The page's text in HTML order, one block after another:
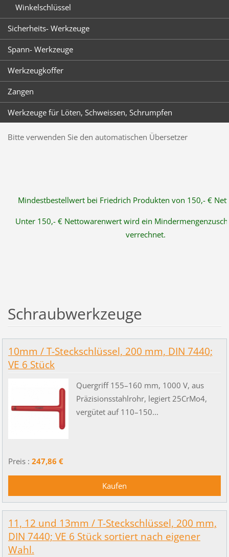
Winkelschlüssel
Sicherheits- Werkzeuge
Spann- Werkzeuge
Werkzeugkoffer
Zangen
Werkzeuge für Löten, Schweissen, Schrumpfen
Bitte verwenden Sie den automatischen Übersetzer
Mindestbestellwert bei Friedrich Produkten von 150,- €
Unter 150,- € Nettowarenwert wird ein
verrechnet.
Schraubwerkzeuge
10mm / T-Steckschlüssel, 200 mm, DIN 7440;
VE 6 Stück
Quergriff 155–160 mm, 1000 V, aus
Präzisionsstahlrohr, legiert 25CrMo4,
vergütet auf 110–150...
Preis : 247,86 €
11, 12 und 13mm / T-Steckschlüssel, 200 mm,
DIN 7440; VE 6 Stück sortiert nach eigener
Wahl.